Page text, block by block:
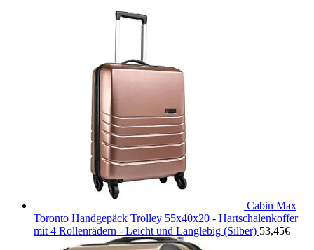
Cabin Max
Toronto Handgepäck Trolley 55x40x20 - Hartschalenkoffer
mit 4 Rollenrädern - Leicht und Langlebig (Silber) 53,45€